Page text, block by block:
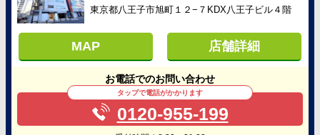
東京都八王子市旭町１２−７KDX八王子ビル４階
MAP 店舗詳細
お電話でのお問い合わせ
タップで電話がかかります
0120-955-199